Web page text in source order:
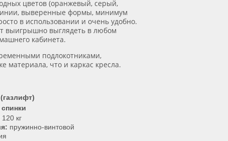
цветов (оранжевый, серый,
выверенные формы, минимум
в использовании и очень удобно.
выигрышно выглядеть в любом
кабинета.
подлокотниками,
материала, что и каркас кресла.
120 кг
пружинно-винтовой